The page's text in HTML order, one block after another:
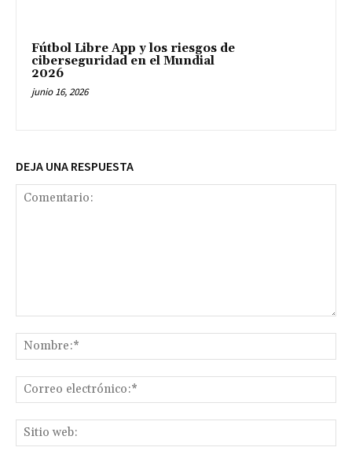
Fútbol Libre App y los riesgos de
ciberseguridad en el Mundial
2026
junio 16, 2026
DEJA UNA RESPUESTA